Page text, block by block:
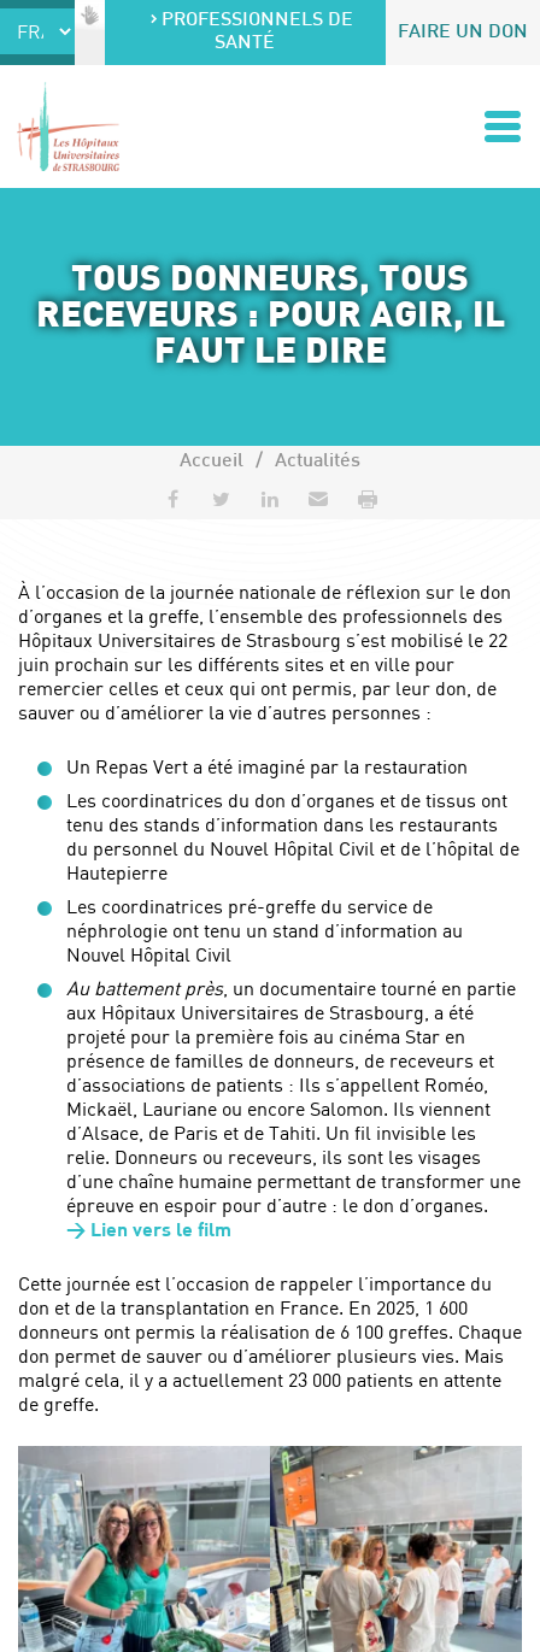
Accéder au contenu
Accéder au menuPROFESSIONNELS DE
SANTÉ
FAIRE UN DON
TOUS DONNEURS, TOUS
RECEVEURS : POUR AGIR, IL
FAUT LE DIRE
Accueil Actualités
Partager sur Facebook
Partager sur Twitter
Partager sur LinkedIn
Envoyer par e-mail
À l’occasion de la journée nationale de réflexion sur le don
d’organes et la greffe, l’ensemble des professionnels des
Hôpitaux Universitaires de Strasbourg s’est mobilisé le 22
juin prochain sur les différents sites et en ville pour
remercier celles et ceux qui ont permis, par leur don, de
sauver ou d’améliorer la vie d’autres personnes :
Un Repas Vert a été imaginé par la restauration
Les coordinatrices du don d’organes et de tissus ont
tenu des stands d’information dans les restaurants
du personnel du Nouvel Hôpital Civil et de l’hôpital de
Hautepierre
Les coordinatrices pré-greffe du service de
néphrologie ont tenu un stand d’information au
Nouvel Hôpital Civil
Au battement près, un documentaire tourné en partie
aux Hôpitaux Universitaires de Strasbourg, a été
projeté pour la première fois au cinéma Star en
présence de familles de donneurs, de receveurs et
d’associations de patients : Ils s’appellent Roméo,
Mickaël, Lauriane ou encore Salomon. Ils viennent
d’Alsace, de Paris et de Tahiti. Un fil invisible les
relie. Donneurs ou receveurs, ils sont les visages
d’une chaîne humaine permettant de transformer une
épreuve en espoir pour d’autre : le don d’organes.
> Lien vers le film
Cette journée est l’occasion de rappeler l’importance du
don et de la transplantation en France. En 2025, 1 600
donneurs ont permis la réalisation de 6 100 greffes. Chaque
don permet de sauver ou d’améliorer plusieurs vies. Mais
malgré cela, il y a actuellement 23 000 patients en attente
de greffe.